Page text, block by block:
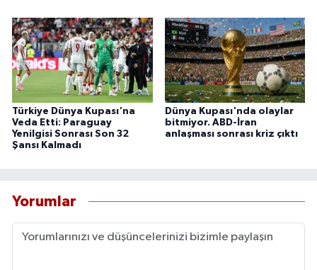
Türkiye Dünya Kupası'na
Veda Etti: Paraguay
Yenilgisi Sonrası Son 32
Şansı Kalmadı
Dünya Kupası'nda olaylar
bitmiyor. ABD-İran
anlaşması sonrası kriz çıktı
Yorumlar